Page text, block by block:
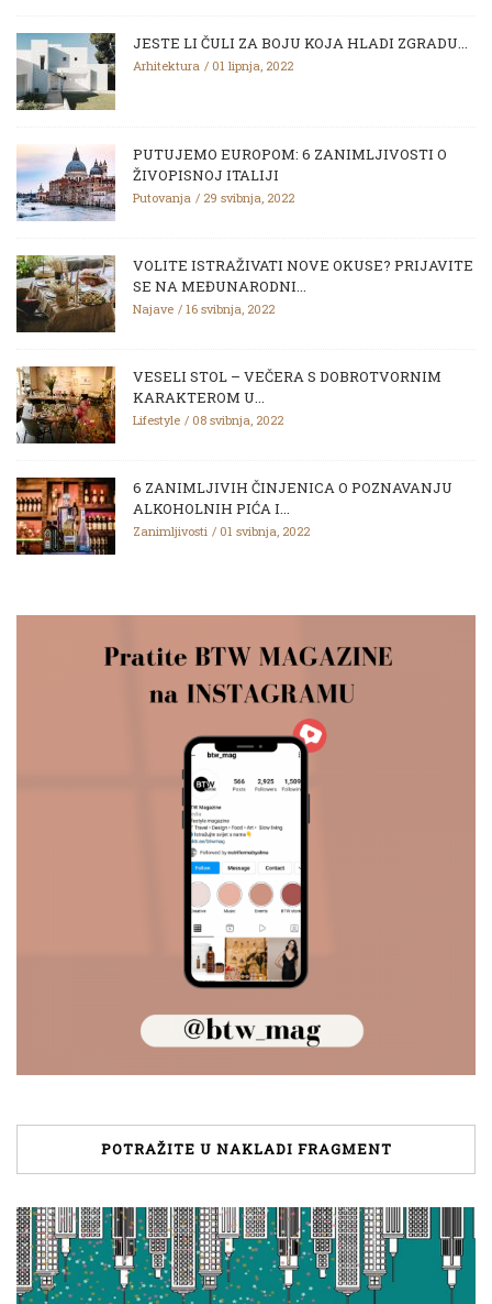
JESTE LI ČULI ZA BOJU KOJA HLADI ZGRADU...
Arhitektura 01 lipnja, 2022
PUTUJEMO EUROPOM: 6 ZANIMLJIVOSTI O
ŽIVOPISNOJ ITALIJI
Putovanja 29 svibnja, 2022
VOLITE ISTRAŽIVATI NOVE OKUSE? PRIJAVITE
SE NA MEĐUNARODNI...
Najave 16 svibnja, 2022
VESELI STOL – VEČERA S DOBROTVORNIM
KARAKTEROM U...
Lifestyle 08 svibnja, 2022
6 ZANIMLJIVIH ČINJENICA O POZNAVANJU
ALKOHOLNIH PIĆA I...
Zanimljivosti 01 svibnja, 2022
POTRAŽITE U NAKLADI FRAGMENT